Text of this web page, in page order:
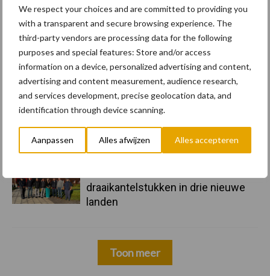
We respect your choices and are committed to providing you
with a transparent and secure browsing experience. The
third-party vendors are processing data for the following
purposes and special features: Store and/or access
information on a device, personalized advertising and content,
advertising and content measurement, audience research,
and services development, precise geolocation data, and
identification through device scanning.
Aanpassen Alles afwijzen Alles accepteren
17 dec Engcon lanceert EC02 Basic
17 dec
"Universele componenten en
hufterproof"
draaikantelstukken in drie nieuwe
landen
Toon meer